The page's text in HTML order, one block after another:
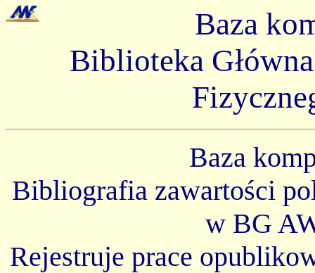
Baza
Biblioteka
Baza
Bibliografia zawartości
w BG
Rejestruje prace